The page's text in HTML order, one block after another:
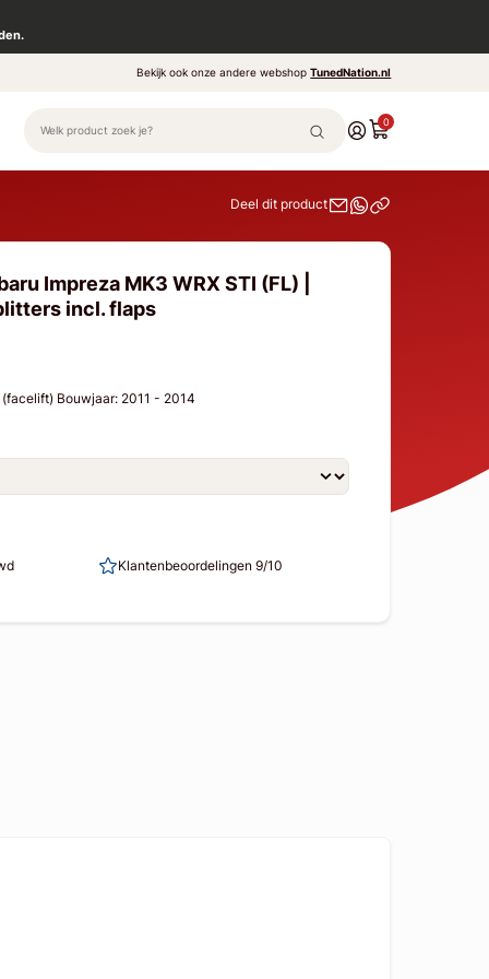
Bekijk ook onze andere webshopTunedNation.nl
0
Deel dit product
Impreza MK3 WRX STI (FL) |
incl. flaps
Bouwjaar: 2011 - 2014
Klantenbeoordelingen 9/10